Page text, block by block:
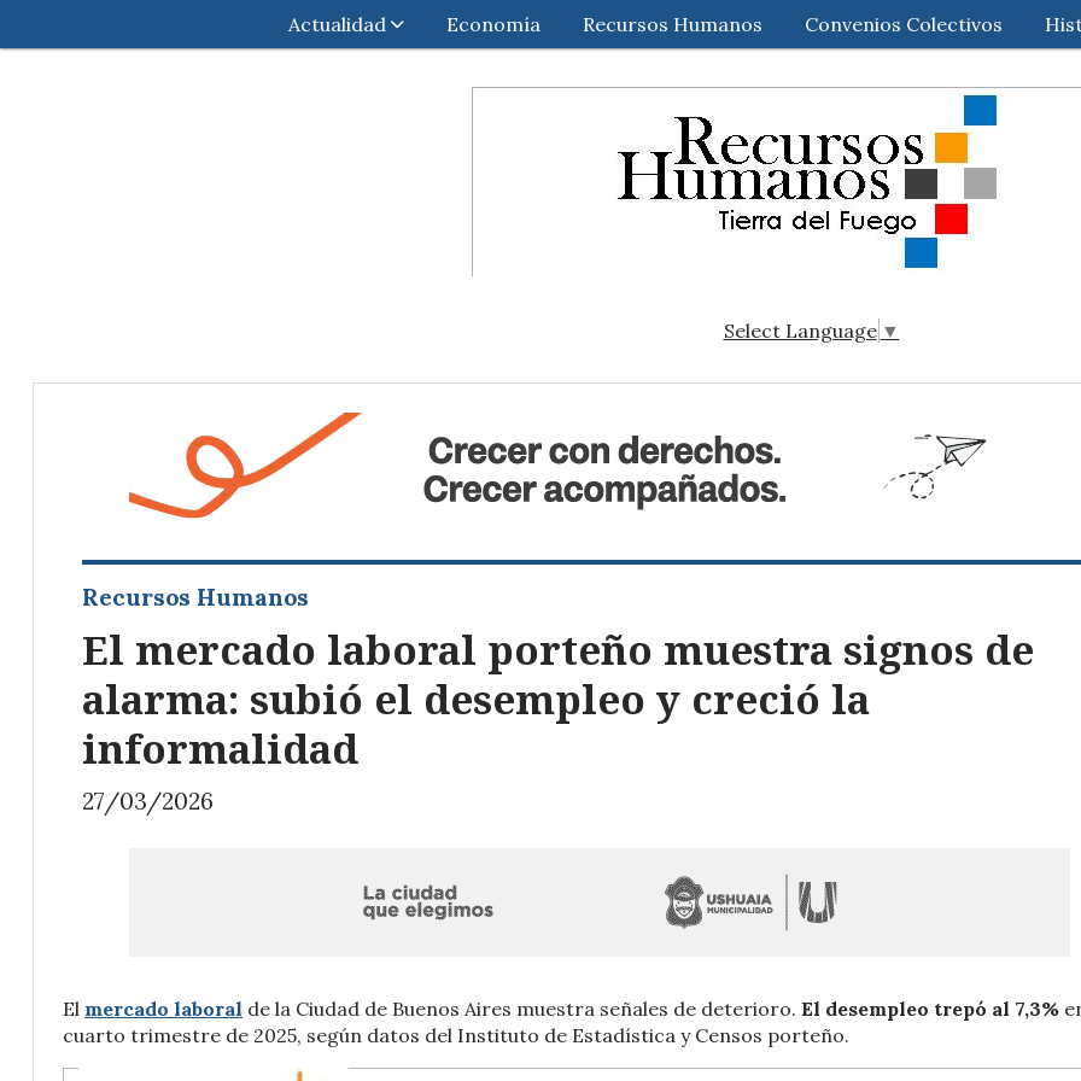
Select Language ▼
Actualidad Economía Recursos Humanos Convenios Colectivos
El mercado laboral porteño muestra signos de
alarma: subió el desempleo y creció la
informalidad
Recursos Humanos
27/03/2026
El mercado laboral de la Ciudad de Buenos Aires muestra señales de deterioro. El desempleo trepó al 7,3%
cuarto trimestre de 2025, según datos del Instituto de Estadística y Censos porteño.